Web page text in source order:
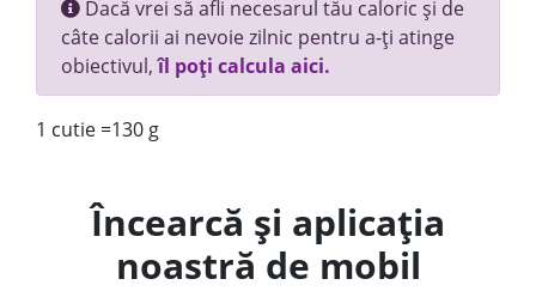
Dacă vrei să afli necesarul tău caloric și de
câte calorii ai nevoie zilnic pentru a-ți atinge
obiectivul,îl poți calcula aici.
1 cutie =130 g
Încearcă și aplicația
noastră de mobil